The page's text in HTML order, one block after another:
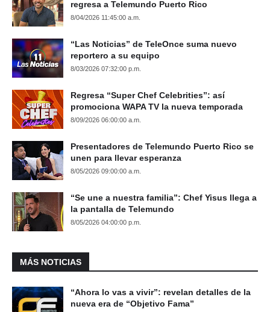
regresa a Telemundo Puerto Rico
8/04/2026 11:45:00 a.m.
“Las Noticias” de TeleOnce suma nuevo
reportero a su equipo
8/03/2026 07:32:00 p.m.
Regresa “Super Chef Celebrities”: así
promociona WAPA TV la nueva temporada
8/09/2026 06:00:00 a.m.
Presentadores de Telemundo Puerto Rico se
unen para llevar esperanza
8/05/2026 09:00:00 a.m.
“Se une a nuestra familia”: Chef Yisus llega a
la pantalla de Telemundo
8/05/2026 04:00:00 p.m.
MÁS NOTICIAS
“Ahora lo vas a vivir”: revelan detalles de la
nueva era de “Objetivo Fama”